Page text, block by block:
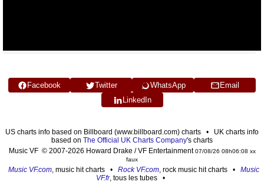
Facebook Twitter WhatsApp
Email
LinkedIn
US charts info based on Billboard (www.billboard.com) charts • UK charts info
based on The Official UK Charts Company's charts
Music VF © 2007-2026 Howard Drake / VF Entertainment07/08/26 08h06:08 xx
faux
Music VF.com, music hit charts • Rock VF.com, rock music hit charts • Music
VF.fr, tous les tubes •